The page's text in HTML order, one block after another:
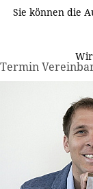
Sie können die
Termin